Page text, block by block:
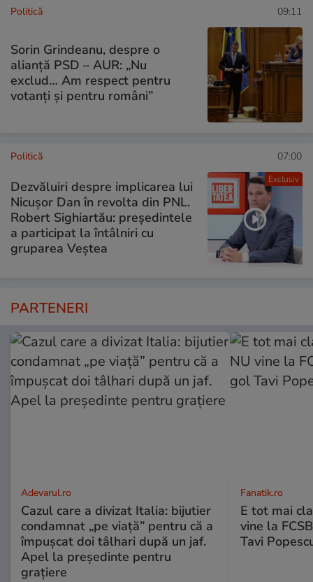
Politică 09:11
Sorin Grindeanu, despre o
alianță PSD – AUR: „Nu
exclud… Am respect pentru
votanți și pentru români”
Exclusiv
Politică 07:00
Dezvăluiri despre implicarea lui
Nicușor Dan în revolta din PNL.
Robert Sighiartău: președintele
a participat la întâlniri cu
gruparea Veștea
PARTENERI
Adevarul.ro
Cazul care a divizat Italia: bijutier
condamnat „pe viață” pentru că a
împușcat doi tâlhari după un jaf.
Apel la președinte pentru
graţiere
Fanatik.ro
E tot mai
vine la
Tavi